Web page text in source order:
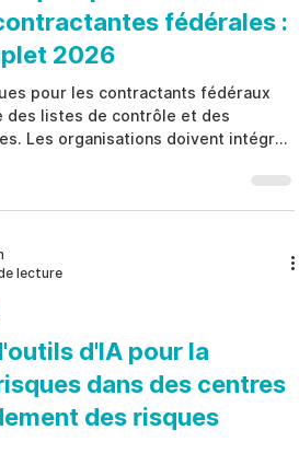
fédérales :
2026
pour les contractants fédéraux
des listes de contrôle et des
Les organisations doivent intégrer
du personnel et les obligations
un cadre de gouvernance coordonné.
et la résilience
protégeant les contrats et la
lecture
d'IA pour la
dans des centres
des risques